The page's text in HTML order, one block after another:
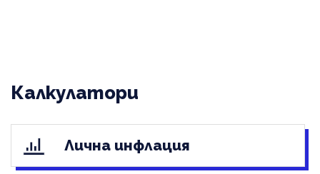
Калкулатори
Лична инфлация